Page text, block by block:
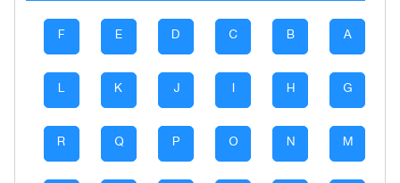
A
B
C
D
E
F
G
H
I
J
K
L
M
N
O
P
Q
R